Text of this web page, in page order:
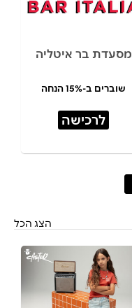
מסעדת בר איטליה
שוברים ב-15% הנחה
לרכישה
הצג הכל